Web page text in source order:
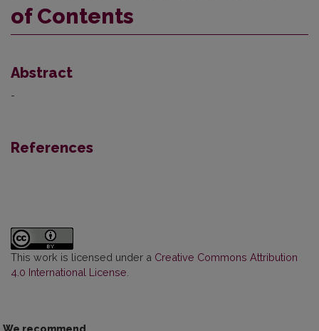
of Contents
Abstract
-
References
This work is licensed under a Creative Commons Attribution
4.0 International License
We recommend